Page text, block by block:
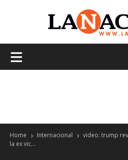
Home Internacional
video: trump
la ex vic...